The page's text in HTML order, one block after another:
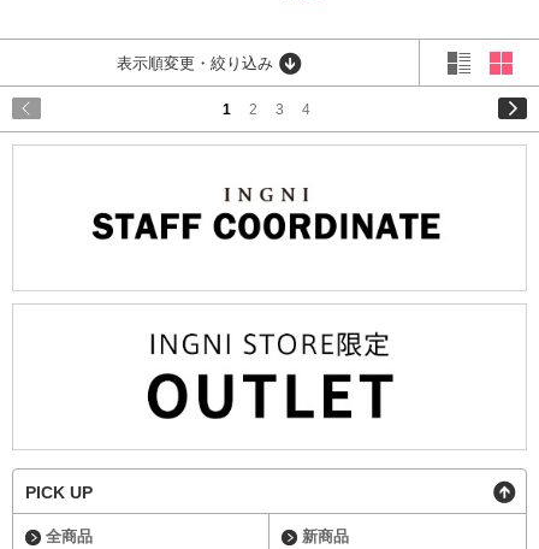
表示順変更・絞り込み
1 2 3 4
PICK UP
全商品 新商品